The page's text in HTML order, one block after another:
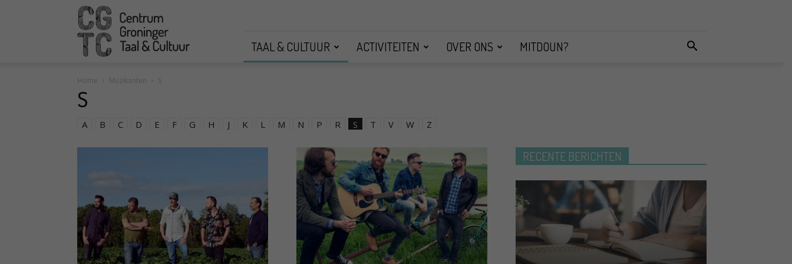
CGTC
TAAL & CULTUUR ACTIVITEITEN OVER ONS MITDOUN?
Home Muzikanten S
S
A B C D E F G H J K L M N P R S T V W Z
RECENTE BERICHTEN